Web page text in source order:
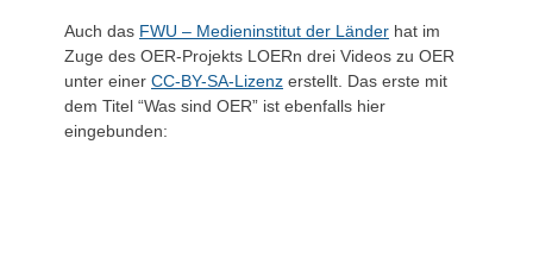
Auch das FWU – Medieninstitut der Länder hat im
Zuge des OER-Projekts LOERn drei Videos zu OER
unter einer CC-BY-SA-Lizenz erstellt. Das erste mit
dem Titel “Was sind OER” ist ebenfalls hier
eingebunden: